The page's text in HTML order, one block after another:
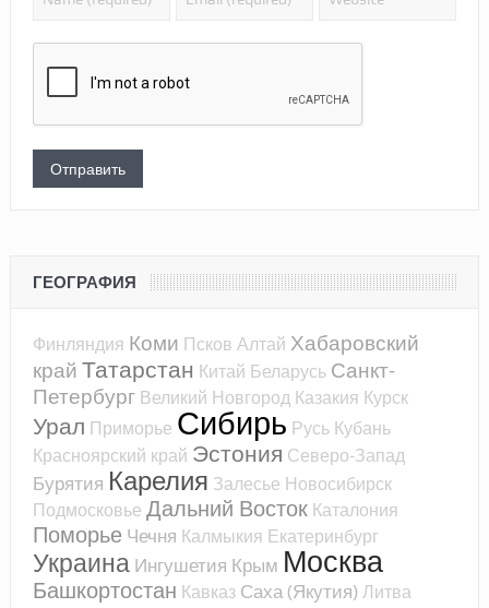
ГЕОГРАФИЯ
Финляндия Коми Псков Алтай Хабаровский
край Татарстан Китай Беларусь Санкт-
Петербург Великий Новгород Казакия Курск
Урал Приморье Сибирь Русь Кубань
Красноярский край Эстония Северо-Запад
Бурятия Карелия Залесье Новосибирск
Подмосковье Дальний Восток Каталония
Поморье Чечня Калмыкия Екатеринбург
Украина Ингушетия Крым Москва
Башкортостан Кавказ Саха (Якутия) Литва